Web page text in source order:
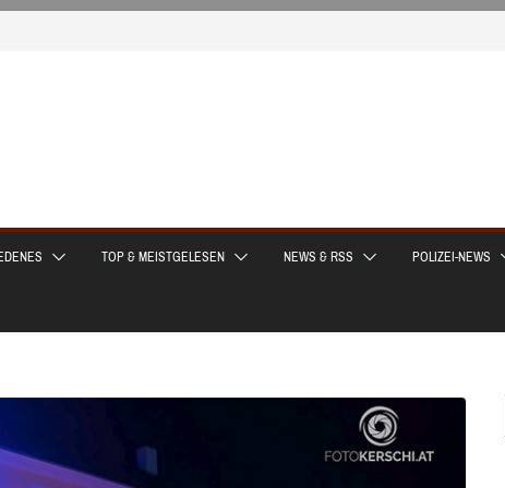
TOP & MEISTGELESEN NEWS & RSS POLIZEI-NEWS